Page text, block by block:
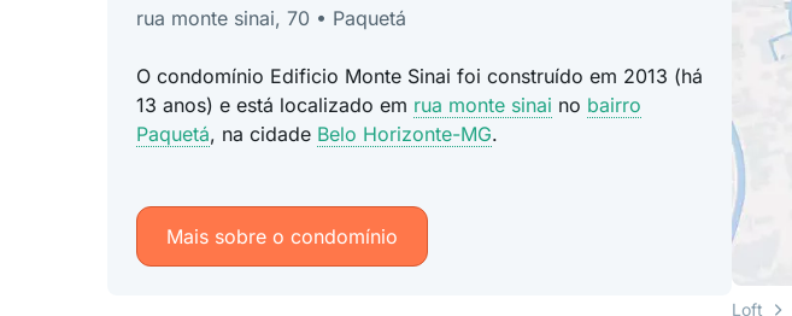
rua monte sinai, 70 • Paquetá
O condomínio Edificio Monte Sinai foi construído em 2013 (há
13 anos) e está localizado em rua monte sinai no bairro
Paquetá, na cidade Belo Horizonte-MG.
Mais sobre o condomínio
Loft